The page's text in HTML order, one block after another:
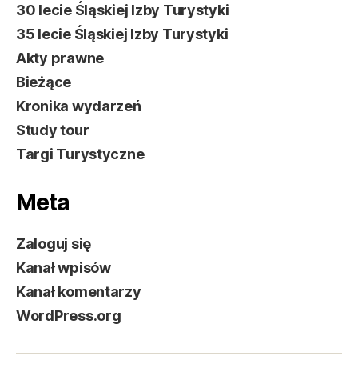
30 lecie Śląskiej Izby Turystyki
35 lecie Śląskiej Izby Turystyki
Akty prawne
Bieżące
Kronika wydarzeń
Study tour
Targi Turystyczne
Meta
Zaloguj się
Kanał wpisów
Kanał komentarzy
WordPress.org